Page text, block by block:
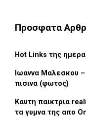
Προσφατα
Hot Links της
Ιωαννα Μαλεσκου
πισινα (φωτος)
Καυτη παικτρια
τα γυμνα της απο